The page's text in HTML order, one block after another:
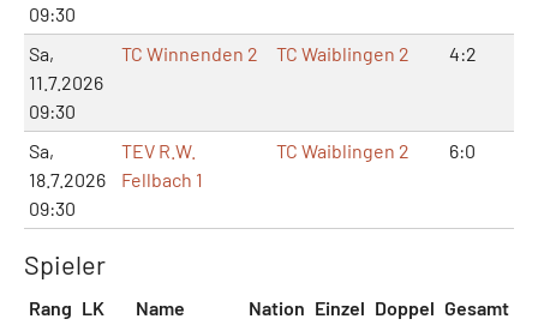
09:30
Sa,
11.7.2026
09:30
TC Winnenden 2 TC Waiblingen 2 4:2
Sa,
18.7.2026
09:30
TEV R.W.
Fellbach 1
TC Waiblingen 2 6:0
Spieler
Rang LK Name Nation Einzel Doppel Gesamt